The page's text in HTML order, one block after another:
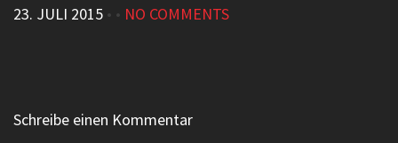
23. JULI 2015 • • NO COMMENTS
Schreibe einen Kommentar